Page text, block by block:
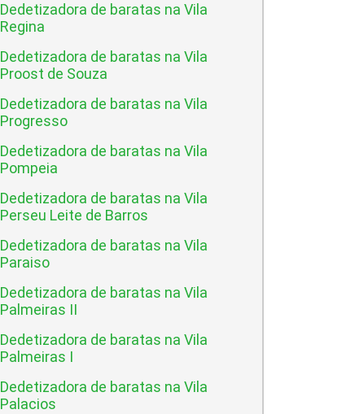
Dedetizadora de baratas na Vila
Regina
Dedetizadora de baratas na Vila
Proost de Souza
Dedetizadora de baratas na Vila
Progresso
Dedetizadora de baratas na Vila
Pompeia
Dedetizadora de baratas na Vila
Perseu Leite de Barros
Dedetizadora de baratas na Vila
Paraiso
Dedetizadora de baratas na Vila
Palmeiras II
Dedetizadora de baratas na Vila
Palmeiras I
Dedetizadora de baratas na Vila
Palacios